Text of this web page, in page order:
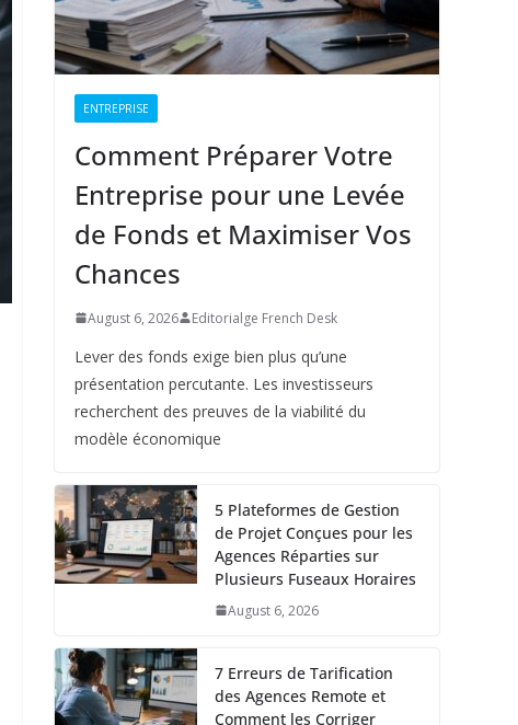
ENTREPRISE
Comment Préparer Votre
Entreprise pour une Levée
de Fonds et Maximiser Vos
Chances
August 6, 2026 Editorialge French Desk
Lever des fonds exige bien plus qu’une
présentation percutante. Les investisseurs
recherchent des preuves de la viabilité du
modèle économique
5 Plateformes de Gestion
de Projet Conçues pour les
Agences Réparties sur
Plusieurs Fuseaux Horaires
August 6, 2026
7 Erreurs de Tarification
des Agences Remote et
Comment les Corriger